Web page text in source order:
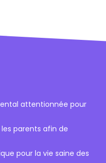
attentionnée pour
parents afin de
pour la vie saine des